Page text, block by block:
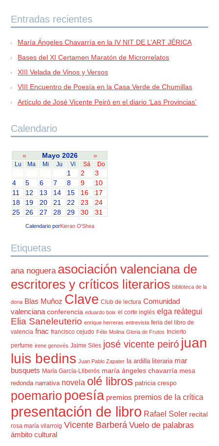
Entradas recientes
María Ángeles Chavarría en la IV NIT DE L’ART JÉRICA
Bases del XI Certamen Maratón de Microrrelatos
XIII Velada de Vinos y Versos
VIII Encuentro de Poesía en la Casa Verde de Chumillas
Artículo de José Vicente Peiró en el diario ‘Las Provincias’
Calendario
« Mayo 2026 »
Lu Ma Mi Ju Vi Sá Do
1 2
3
4
5 6 7 8 9
10
11
12 13 14 15 16
17
18
19 20 21 22 23
24
25
26 27 28 29 30 31
Calendario porKieran O'Shea
Etiquetas
ana noguera asociación valenciana de
escritores y críticos literarios biblioteca de la
dona Blas Muñoz Clave Club de lectura Comunidad
valenciana conferencia eduardo boix el corte inglés elga reátegui
Elia Saneleuterio enrique herreras entrevista feria del libro de
valencia fnac francisco cejudo Félix Molina Gloria de Frutos Incierto
perfume irene genovés Jaime Siles josé vicente peiró juan
luis bedins Juan Pablo Zapater la ardilla literaria mar
busquets María García-Lliberós maría ángeles chavarría mesa
redonda narrativa novela olé libros patricia crespo
poemario poesía premios premios de la crítica
presentación de libro Rafael Soler recital
rosa maría vilarroig Vicente Barberá Vuelo de palabras
ámbito cultural